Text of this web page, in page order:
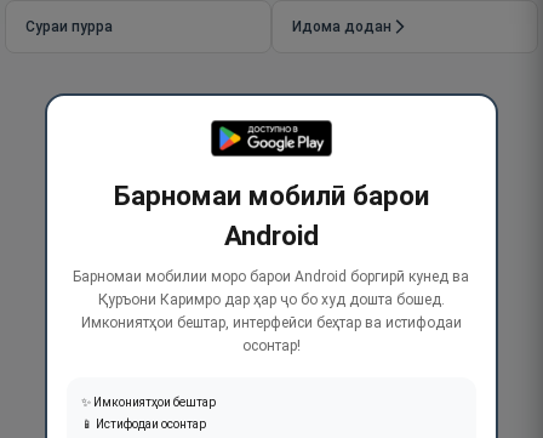
Сураи пурра Идома додан
Барномаи мобилӣ барои
Android
Барномаи мобилии моро барои Android боргирӣ кунед ва
Қуръони Каримро дар ҳар ҷо бо худ дошта бошед.
Имкониятҳои бештар, интерфейси беҳтар ва истифодаи
осонтар!
✨ Имкониятҳои бештар
📱 Истифодаи осонтар